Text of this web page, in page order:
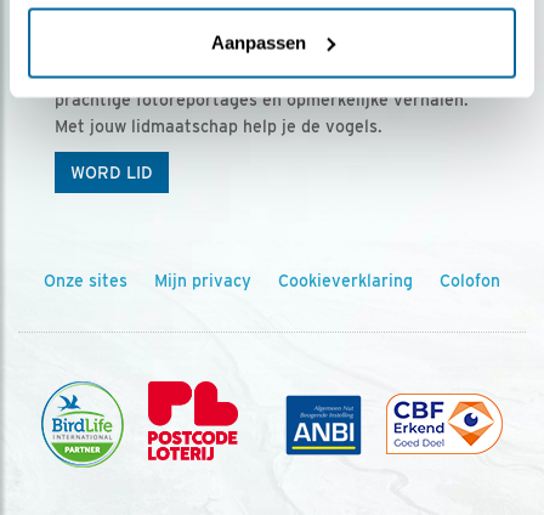
Aanpassen
Ontvang 5 x Vogels voor € 36,00 per jaar
Vogels is het tijdschrift voor onze leden, met
prachtige fotoreportages en opmerkelijke verhalen.
Met jouw lidmaatschap help je de vogels.
WORD LID
Onze sites Mijn privacy Cookieverklaring Colofon